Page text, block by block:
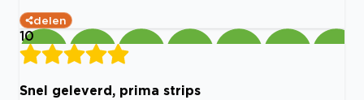
delen
10
Snel geleverd, prima strips